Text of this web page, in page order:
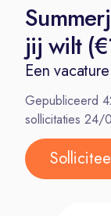
jij wilt
Een
Gepubliceerd
sollicitaties 24/